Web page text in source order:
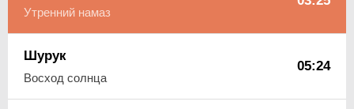
Утренний намаз
Шурук
Восход солнца
05:24